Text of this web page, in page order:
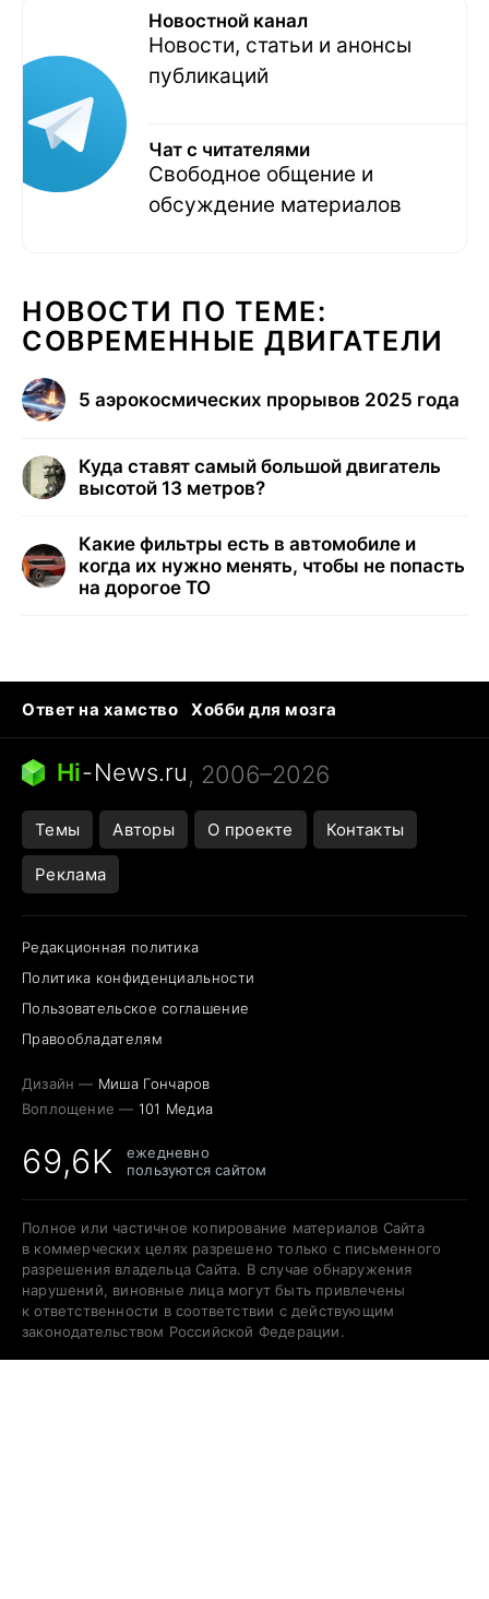
Новостной канал
Новости, статьи и анонсы
публикаций
Чат с читателями
Свободное общение и
обсуждение материалов
НОВОСТИ ПО ТЕМЕ:
СОВРЕМЕННЫЕ ДВИГАТЕЛИ
5 аэрокосмических прорывов 2025 года
Куда ставят самый большой двигатель
высотой 13 метров?
Какие фильтры есть в автомобиле и
когда их нужно менять, чтобы не попасть
на дорогое ТО
Ответ на хамство
Хобби для мозга
Бензин 100 и 95
Тунцы в океанариуме
Следующая пандемия
Hi-News.ru, 2006–2026
Темы Авторы О проекте Контакты
Реклама
Редакционная политика
Политика конфиденциальности
Пользовательское соглашение
Правообладателям
Дизайн — Миша Гончаров
Воплощение — 101 Медиа
69,6K
ежедневно
пользуются сайтом
Полное или частичное копирование материалов Сайта
в коммерческих целях разрешено только с письменного
разрешения владельца Сайта. В случае обнаружения
нарушений, виновные лица могут быть привлечены
к ответственности в соответствии с действующим
законодательством Российской Федерации.